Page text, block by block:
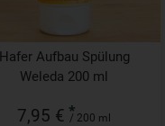
Hafer Aufbau Spülung
Weleda 200 ml
7,95 € *
/ 200 ml